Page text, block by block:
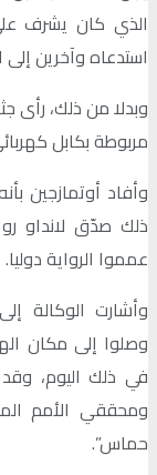
الذي كان يشرف
استدعاه وآخرين
وبدلا من ذلك، رأى
مربوطة بكابل
وأفاد أوتمازجين
ذلك صدّق لانداو
عمموا الرواية دوليا.
وأشارت الوكالة
وصلوا إلى مكان
في ذلك اليوم، وقد
ومحققي الأمم
حماس”.